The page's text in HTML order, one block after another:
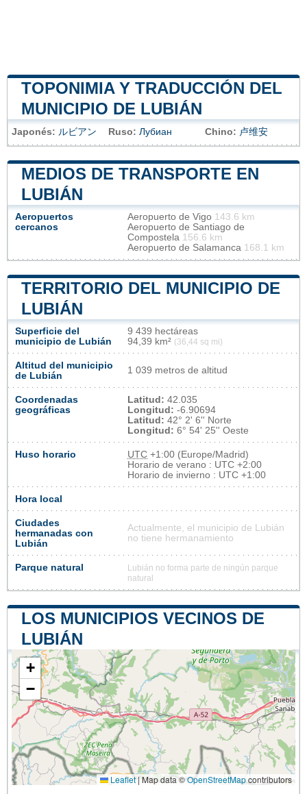
TOPONIMIA Y TRADUCCIÓN DEL
MUNICIPIO DE LUBIÁN
Japonés: ルビアン Ruso: Лубиан Chino: 卢维安
MEDIOS DE TRANSPORTE EN
LUBIÁN
Aeropuertos
cercanos
Aeropuerto de Vigo 143.6 km
Aeropuerto de Santiago de
Compostela 156.6 km
Aeropuerto de Salamanca 168.1 km
TERRITORIO DEL MUNICIPIO DE
LUBIÁN
Superficie del
municipio de Lubián
9 439 hectáreas
94,39 km² (36,44 sq mi)
Altitud del municipio
de Lubián
1 039 metros de altitud
Coordenadas
geográficas
Latitud: 42.035
Longitud: -6.90694
Latitud: 42° 2' 6'' Norte
Longitud: 6° 54' 25'' Oeste
Huso horario UTC +1:00 (Europe/Madrid)
Horario de verano : UTC +2:00
Horario de invierno : UTC +1:00
Hora local
Ciudades
hermanadas con
Lubián
Actualmente, el municipio de Lubián
no tiene hermanamiento
Parque natural
Lubián no forma parte de ningún parque
natural
LOS MUNICIPIOS VECINOS DE
LUBIÁN
+
−
Leaflet|Map data ©OpenStreetMapcontributors